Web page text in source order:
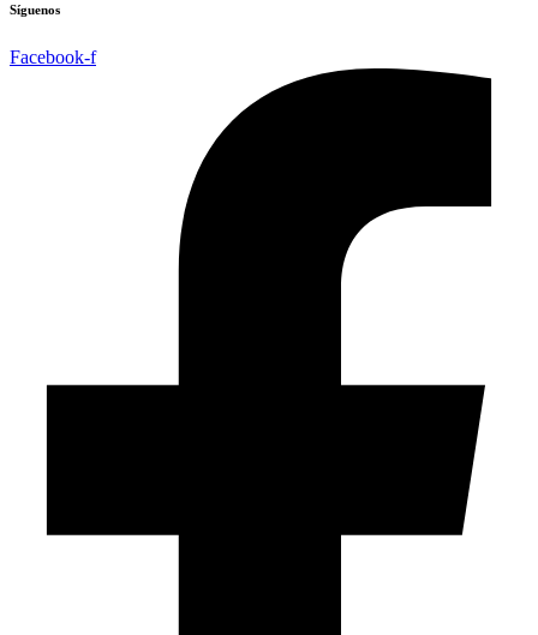
Síguenos
Facebook-f